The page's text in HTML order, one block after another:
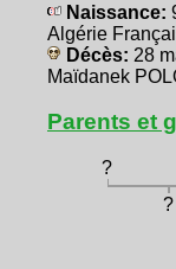
Naissance:
Algérie
Décès: 28
Maïdanek
Parents et
?
?